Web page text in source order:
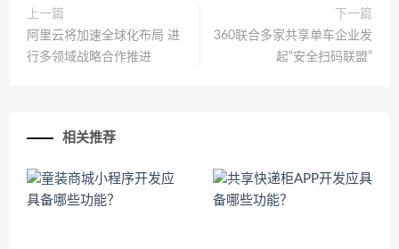
上一篇
阿里云将加速全球化布局 进
行多领域战略合作推进
下一篇
360联合多家共享单车企业发
起“安全扫码联盟”
相关推荐